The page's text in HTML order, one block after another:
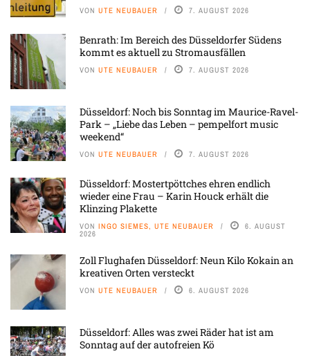
VON UTE NEUBAUER 7. AUGUST 2026
Benrath: Im Bereich des Düsseldorfer Südens
kommt es aktuell zu Stromausfällen
VON UTE NEUBAUER 7. AUGUST 2026
Düsseldorf: Noch bis Sonntag im Maurice-Ravel-
Park – „Liebe das Leben – pempelfort music
weekend“
VON UTE NEUBAUER 7. AUGUST 2026
Düsseldorf: Mostertpöttches ehren endlich
wieder eine Frau – Karin Houck erhält die
Klinzing Plakette
VON INGO SIEMES, UTE NEUBAUER 6. AUGUST
2026
Zoll Flughafen Düsseldorf: Neun Kilo Kokain an
kreativen Orten versteckt
VON UTE NEUBAUER 6. AUGUST 2026
Düsseldorf: Alles was zwei Räder hat ist am
Sonntag auf der autofreien Kö